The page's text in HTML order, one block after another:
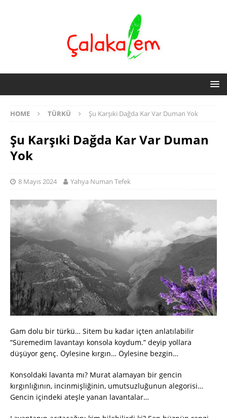
HOME TÜRKÜ Şu Karşıki Dağda Kar Var Duman Yok
Şu Karşıki Dağda Kar Var Duman
Yok
8 Mayıs 2024 Yahya Numan Tefek
Gam dolu bir türkü… Sitem bu kadar içten anlatılabilir
“Süremedim lavantayı konsola koydum.” deyip yollara
düşüyor genç. Öylesine kırgın… Öylesine bezgin…
Konsoldaki lavanta mı? Murat alamayan bir gencin
kırgınlığının, incinmişliğinin, umutsuzluğunun alegorisi…
Gencin içindeki ateşle yanan lavantalar…